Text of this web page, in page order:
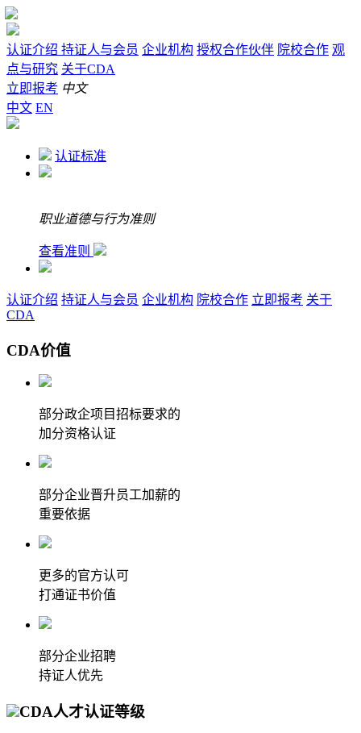
认证介绍 持证人与会员 企业机构 授权合作伙伴 院校合作 观
点与研究 关于CDA
立即报考 中文
中文 EN
认证标准
职业道德与行为准则
查看准则
认证介绍 持证人与会员 企业机构 院校合作 立即报考 关于
CDA
CDA价值
部分政企项目招标要求的
加分资格认证
部分企业晋升员工加薪的
重要依据
更多的官方认可
打通证书价值
部分企业招聘
持证人优先
CDA人才认证等级